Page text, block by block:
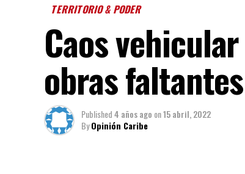
TERRITORIO & PODER
Caos
obras
Published4 años ago on15 abril, 2022
ByOpinión Caribe